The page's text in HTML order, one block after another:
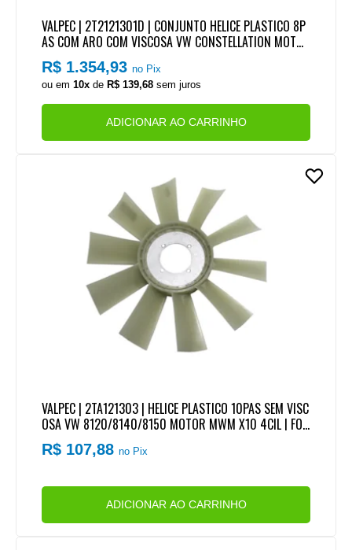
VALPEC | 2T2121301D | CONJUNTO HELICE PLASTICO 8P
AS COM ARO COM VISCOSA VW CONSTELLATION MOTO
R CUMMINS SERIE ISC
R$ 1.354,93no Pix
ou em10x de R$ 139,68 sem juros
ADICIONAR AO CARRINHO
VALPEC | 2TA121303 | HELICE PLASTICO 10PAS SEM VISC
OSA VW 8120/8140/8150 MOTOR MWM X10 4CIL | FOR
D CARGO 814/815 MOTOR CUMMINS SERIE B/BT 4CIL
MECANICO (508MM)
R$ 107,88no Pix
ADICIONAR AO CARRINHO